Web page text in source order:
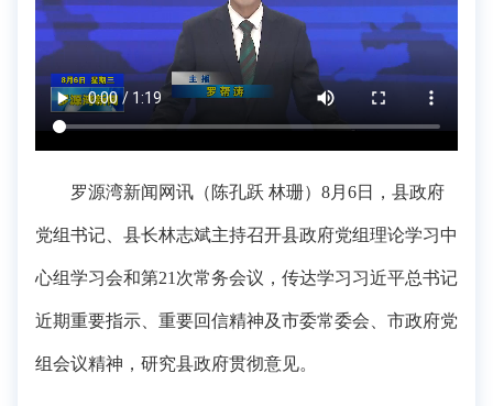
罗源湾新闻网讯（陈孔跃 林珊）8月6日，县政府
党组书记、县长林志斌主持召开县政府党组理论学习中
心组学习会和第21次常务会议，传达学习习近平总书记
近期重要指示、重要回信精神及市委常委会、市政府党
组会议精神，研究县政府贯彻意见。